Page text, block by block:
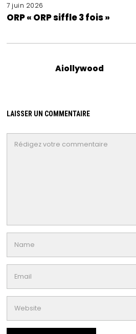
7 juin 2026
ORP « ORP siffle 3 fois »
Aiollywood
LAISSER UN COMMENTAIRE